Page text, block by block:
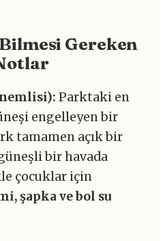
Gereken
Parktaki en
engelleyen bir
tamamen açık bir
bir havada
çocuklar için
şapka ve bol su